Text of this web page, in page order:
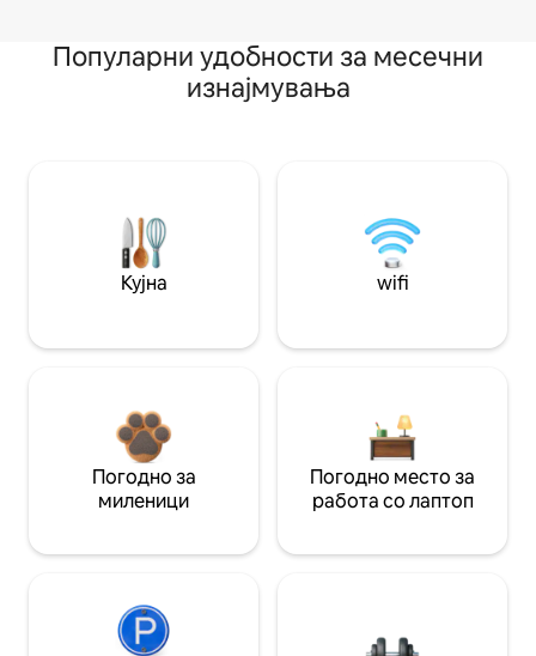
Популарни удобности за месечни
изнајмувања
Кујна wifi
Погодно за
миленици
Погодно место за
работа со лаптоп